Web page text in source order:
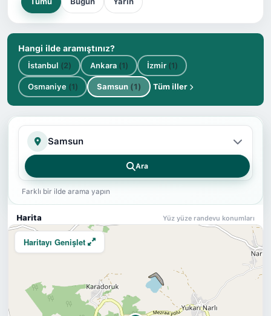
Hangi ilde aramıştınız?
İstanbul (2) Ankara (1) İzmir (1)
Osmaniye (1) Samsun (1) Tüm iller
İl
Ara
Farklı bir ilde arama yapın
Harita Yüz yüze randevu konumları
Haritayı Genişlet